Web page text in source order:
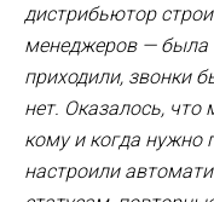
дистрибьютор
менеджеров — была
приходили, звонки
нет. Оказалось, что
кому и когда нужно
настроили